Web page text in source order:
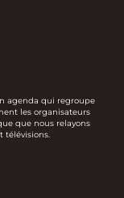
agenda qui regroupe
les organisateurs
que nous relayons
télévisions.